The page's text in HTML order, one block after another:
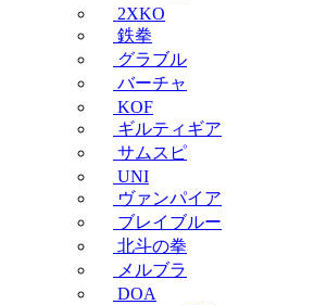
2XKO
鉄拳
グラブル
バーチャ
KOF
ギルティギア
サムスピ
UNI
ヴァンパイア
ブレイブルー
北斗の拳
メルブラ
DOA